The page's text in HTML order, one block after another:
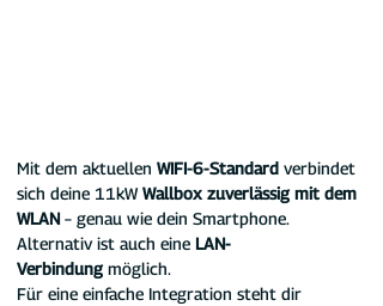
Mit dem aktuellen WIFI-6-Standard verbindet
sich deine 11kW Wallbox zuverlässig mit dem
WLAN – genau wie dein Smartphone.
Alternativ ist auch eine LAN-
Verbindung möglich.
Für eine einfache Integration steht dir